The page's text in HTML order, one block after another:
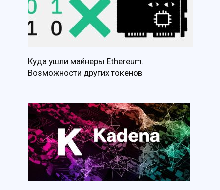
Куда ушли майнеры Ethereum.
Возможности других токенов